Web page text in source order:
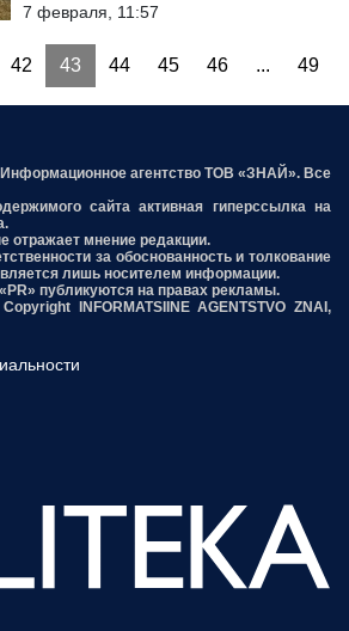
7 февраля, 11:57
42 43 44 45 46 ... 49
агентство ТОВ «ЗНАЙ». Все
сайта активная гиперссылка на
отражает мнение редакции.
за обоснованность и толкование
лишь носителем информации.
публикуются на правах рекламы.
INFORMATSIINE AGENTSTVO ZNAI,